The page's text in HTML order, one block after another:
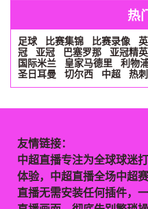
热
足球 比赛集锦 比赛录像
冠
亚冠 巴塞罗那 亚冠精
国际米兰
皇家马德里 利物
圣日耳曼
切尔西 中超 热刺
友情链接：
中超直播专注为全球球迷
体验，中超直播全场中超
直播无需安装任何插件，